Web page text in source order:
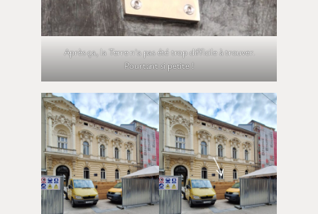
Après ça, la Terre n’a pas été trop difficile à trouver.
Pourtant si petite !